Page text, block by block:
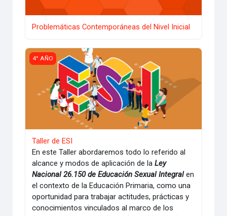
Problemáticas Contemporáneas del Nivel Inicial
Taller de ESI
4° AÑO
Taller de ESI
En este Taller abordaremos todo lo referido al
alcance y modos de aplicación de laLey
Nacional 26.150 de Educación Sexual Integralen
el contexto de la Educación Primaria,como una
oportunidad para trabajar actitudes, prácticas y
conocimientos vinculados al marco de los